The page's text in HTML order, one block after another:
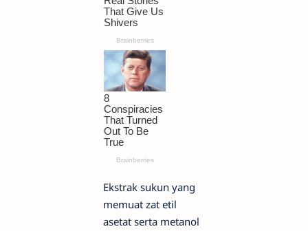
Ekstrak sukun yang
memuat zat etil
asetat serta metanol